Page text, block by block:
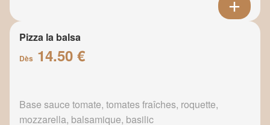
Pizza la balsa
Dès 14.50 €
Base sauce tomate, tomates fraîches, roquette,
mozzarella, balsamique, basilic